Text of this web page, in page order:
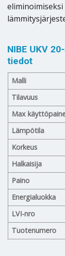
eliminoimiseksi
NIBE UKV
tiedot
Malli
Tilavuus
Max
Lämpötila
Korkeus
Halkaisija
Paino
Energialuokka
LVI-nro
Tuotenumero